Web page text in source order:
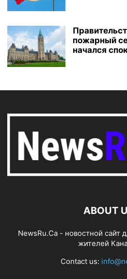
пожарный
начался
ABOUT
NewsRu.Ca - новостной сайт
жителей
Contact us: